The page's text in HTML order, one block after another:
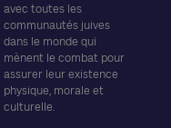
avec toutes les
communautés juives
dans le monde qui
mènent le combat pour
assurer leur existence
physique, morale et
culturelle.